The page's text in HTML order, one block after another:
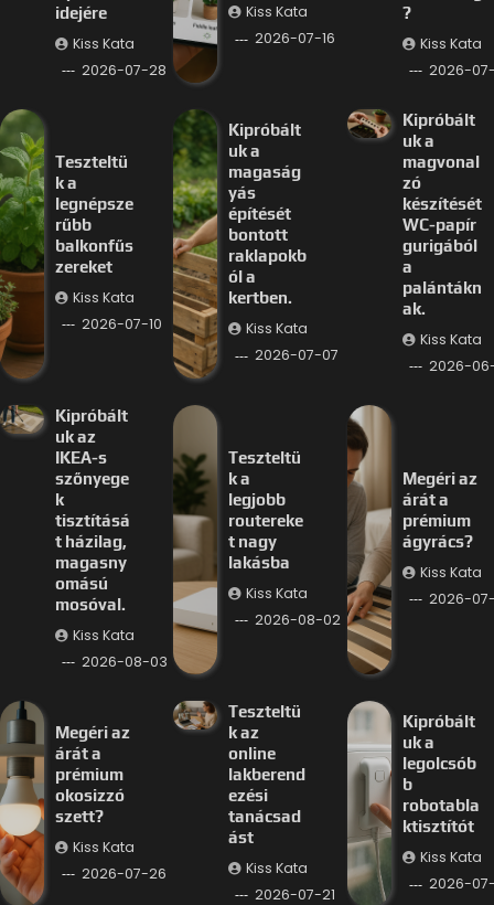
idejére
Kiss Kata
2026-07-28
Kiss Kata
2026-07-16
?
Kiss Kata
2026-
Teszteltü
k a
legnépsze
rűbb
balkonfűs
zereket
Kiss Kata
2026-07-10
Kipróbált
uk a
magaság
yás
építését
bontott
raklapokb
ól a
kertben.
Kiss Kata
2026-07-07
Kipróbált
uk a
magvonal
zó
készítését
WC-papír
gurigából
a
palántákn
ak.
Kiss Kata
2026-
Kipróbált
uk az
IKEA-s
szőnyege
k
tisztításá
t házilag,
magasny
omású
mosóval.
Kiss Kata
2026-08-03
Teszteltü
k a
legjobb
routereke
t nagy
lakásba
Kiss Kata
2026-08-02
Megéri az
árát a
prémium
ágyrács?
Kiss Kata
2026-
Megéri az
árát a
prémium
okosizzó
szett?
Kiss Kata
2026-07-26
Teszteltü
k az
online
lakberend
ezési
tanácsad
ást
Kiss Kata
2026-07-21
Kipróbált
uk a
legolcsób
b
robotabla
ktisztítót
Kiss Kata
2026-